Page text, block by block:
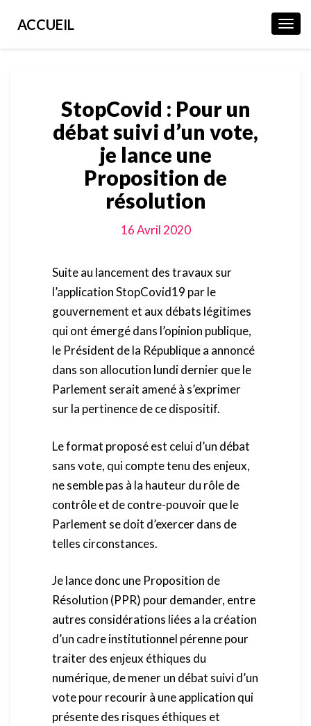
ACCUEIL
StopCovid : Pour un
débat suivi d’un vote,
je lance une
Proposition de
résolution
16 Avril 2020
Suite au lancement des travaux sur
l’application StopCovid19 par le
gouvernement et aux débats légitimes
qui ont émergé dans l’opinion publique,
le Président de la République a annoncé
dans son allocution lundi dernier que le
Parlement serait amené à s’exprimer
sur la pertinence de ce dispositif.
Le format proposé est celui d’un débat
sans vote, qui compte tenu des enjeux,
ne semble pas à la hauteur du rôle de
contrôle et de contre-pouvoir que le
Parlement se doit d’exercer dans de
telles circonstances.
Je lance donc une Proposition de
Résolution (PPR) pour demander, entre
autres considérations liées a la création
d’un cadre institutionnel pérenne pour
traiter des enjeux éthiques du
numérique, de mener un débat suivi d’un
vote pour recourir à une application qui
présente des risques éthiques et